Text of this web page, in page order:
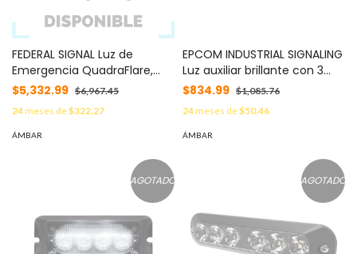
FEDERAL SIGNAL Luz de
Emergencia QuadraFlare,
Mica y LED color Ámbar MOD:
$5,332.99 $6,967.45
24meses de$322.27
ÁMBAR
EPCOM INDUSTRIAL SIGNALING
Luz auxiliar brillante con 3
LEDs, color ámbar, mica
$834.99 $1,085.76
24meses de$50.46
ÁMBAR
AGOTADO AGOTADO